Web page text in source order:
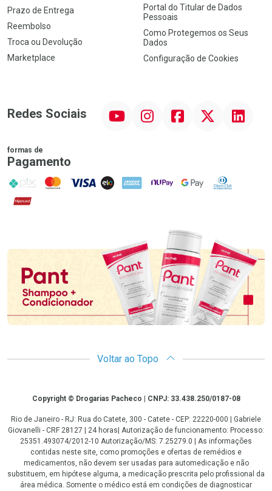
Prazo de Entrega
Reembolso
Troca ou Devolução
Marketplace
Portal do Titular de Dados
Pessoais
Como Protegemos os Seus
Dados
Configuração de Cookies
Redes Sociais InstagramFacebookTwitter Linkedin
formas de
Pagamento
PIX MasterCard
VISA ELO AMEX NuPay Google PayDiners Club
Hipercard
Promoção em Destaque
Voltar ao Topo
CopyrightCopyright © Drogarias Pacheco | CNPJ: 33.438.250/0187-08
Rio de Janeiro - RJ: Rua do Catete, 300 - Catete - CEP: 22220-000 | Gabriele
Giovanelli - CRF 28127 | 24 horas| Autorização de funcionamento: Processo:
25351.493074/2012-10 Autorização/MS: 7.25279.0 | As informações
contidas neste site, como promoções e ofertas de remédios e
medicamentos, não devem ser usadas para automedicação e não
substituem, em hipótese alguma, a medicação prescrita pelo profissional da
área médica. Somente o médico está em condições de diagnosticar